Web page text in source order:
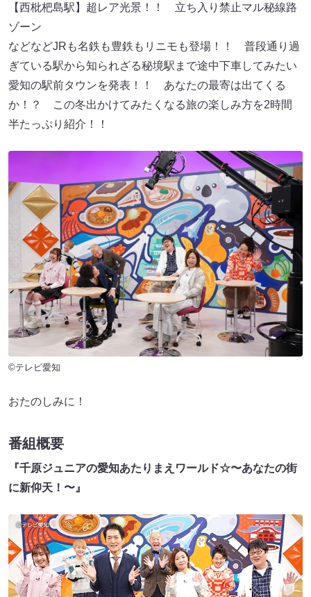
【西枇杷島駅】超レア光景！！ 立ち入り禁止マル秘線路
ゾーン
などなどJRも名鉄も豊鉄もリニモも登場！！ 普段通り過
ぎている駅から知られざる秘境駅まで途中下車してみたい
愛知の駅前タウンを発表！！ あなたの最寄は出てくる
か！？ この冬出かけてみたくなる旅の楽しみ方を2時間
半たっぷり紹介！！
©テレビ愛知
おたのしみに！
番組概要
『千原ジュニアの愛知あたりまえワールド☆〜あなたの街
に新仰天！〜』